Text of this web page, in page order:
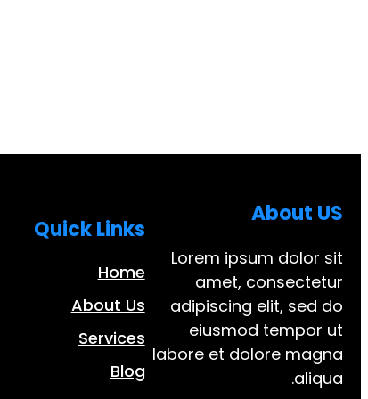
About US
Lorem ipsum dolor sit
amet, consectetur
adipiscing elit, sed do
eiusmod tempor ut
labore et dolore magna
aliqua.
Quick Links
Home
About Us
Services
Blog